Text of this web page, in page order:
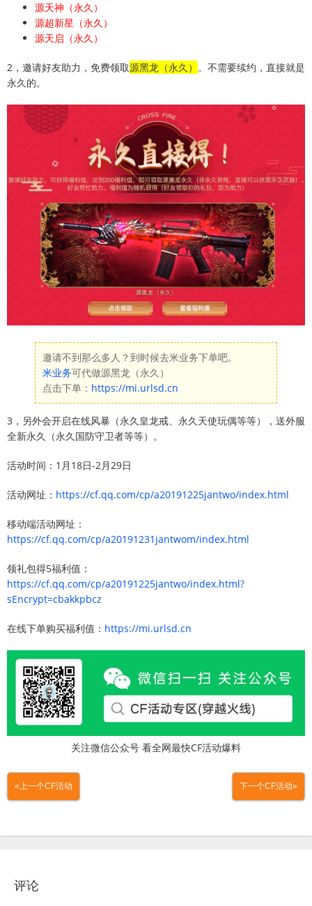
源天神（永久）
源超新星（永久）
源天启（永久）
2，邀请好友助力，免费领取源黑龙（永久） 。不需要续约，直接就是
永久的。
邀请不到那么多人？到时候去米业务下单吧。
米业务可代做源黑龙（永久）
点击下单： https://mi.urlsd.cn
3，另外会开启在线风暴（永久皇龙戒、永久天使玩偶等等），送外服
全新永久（永久国防守卫者等等）。
活动时间：1月18日-2月29日
活动网址： https://cf.qq.com/cp/a20191225jantwo/index.html
移动端活动网址：
https://cf.qq.com/cp/a20191231jantwom/index.html
领礼包得5福利值：
https://cf.qq.com/cp/a20191225jantwo/index.html?
sEncrypt=cbakkpbcz
在线下单购买福利值： https://mi.urlsd.cn
关注微信公众号 看全网最快CF活动爆料
«上一个CF活动 下一个CF活动»
评论